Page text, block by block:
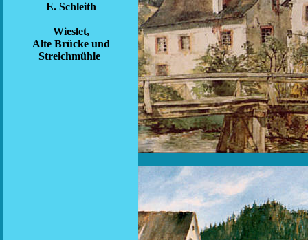
E. Schleith
Wieslet,
Alte Brücke und
Streichmühle